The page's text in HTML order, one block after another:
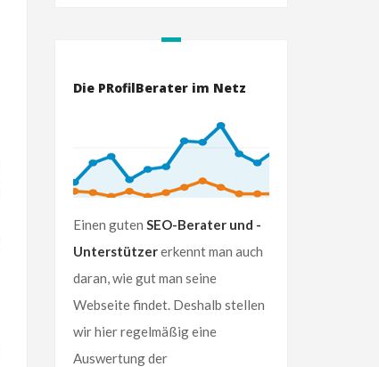
Die PRofilBerater im Netz
Einen guten SEO-Berater und -
Unterstützererkennt man auch
daran, wie gut man seine
Webseite findet. Deshalb stellen
wir hier regelmäßig eine
Auswertung der